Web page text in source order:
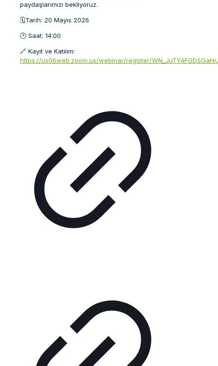
paydaşlarımızı bekliyoruz.
🗓️Tarih: 20 Mayıs 2026
🕑 Saat: 14:00
🔗 Kayıt ve Katılım:
https://us06web.zoom.us/webinar/register/